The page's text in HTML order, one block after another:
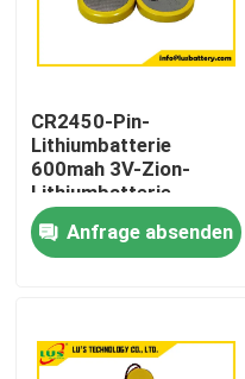
Haus
CR2450-Pin-
Lithiumbatterie
600mah 3V-Zion-
Lithiumbatterie
Anfrage absenden